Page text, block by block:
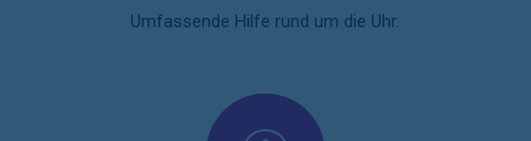
Umfassende Hilfe rund um die Uhr.